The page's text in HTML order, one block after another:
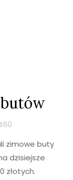
zimowe buty
dzisiejsze
złotych.